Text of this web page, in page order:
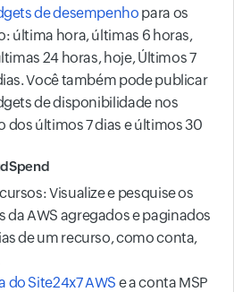
de desempenho para os
última hora, últimas 6 horas,
24 horas, hoje, Últimos 7
Você também pode publicar
de disponibilidade nos
dos últimos 7 dias e últimos 30
Visualize e pesquise os
da AWS agregados e paginados
de um recurso, como conta,
do Site24x7 AWS e a conta MSP